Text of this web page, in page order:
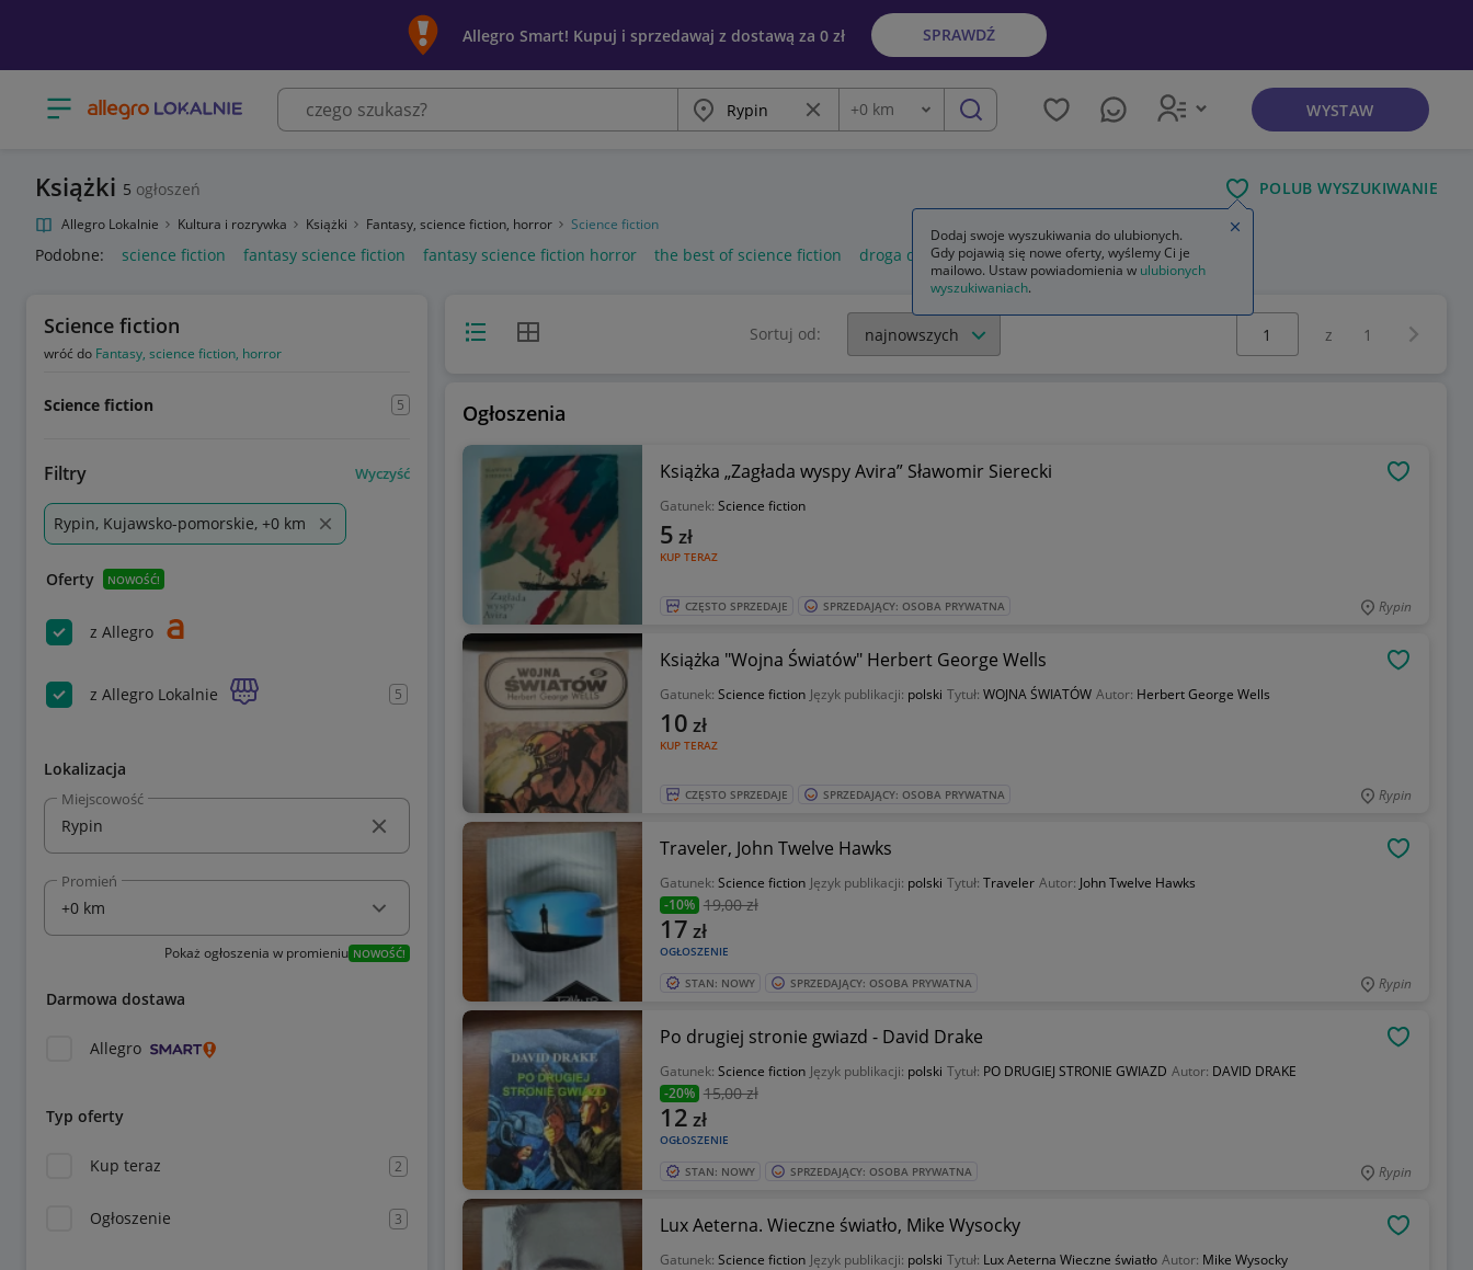
Allegro Smart! Kupuj i sprzedawaj z dostawą za 0 zł SPRAWDŹ
Otwórz menu z kategoriami Miasto Wyczyść frazę
Odległość
+0 km szukaj WYSTAW
Książki 5 ogłoszeń POLUB WYSZUKIWANIE
Allegro Lokalnie Kultura i rozrywka Książki Fantasy, science fiction, horror Science fiction
Podobne: science fiction fantasy science fiction fantasy science fiction horror the best of science fiction droga do science fiction
Science fiction
wróć do Fantasy, science fiction, horror
Science fiction 5
Filtry Wyczyść
Rypin, Kujawsko-pomorskie, +0 km
Oferty NOWOŚĆ!
z Allegro
z Allegro Lokalnie 5
Lokalizacja
Miejscowość
Promień
Pokaż ogłoszenia w promieniu NOWOŚĆ!
Darmowa dostawa
Allegro
Typ oferty
Kup teraz 2
Ogłoszenie 3
Widok listyWidok siatki Sortuj od:
Wybierz stronę:
z 1
Ogłoszenia
Książka „Zagłada wyspy Avira” Sławomir Sierecki
Gatunek: Science fiction
KUP TERAZ
5 zł
CZĘSTO SPRZEDAJE SPRZEDAJĄCY: OSOBA PRYWATNA Rypin
Książka "Wojna Światów" Herbert George Wells
Gatunek: Science fiction Język publikacji: polski Tytuł: WOJNA ŚWIATÓW Autor: Herbert George Wells
KUP TERAZ
10 zł
CZĘSTO SPRZEDAJE SPRZEDAJĄCY: OSOBA PRYWATNA Rypin
Traveler, John Twelve Hawks
Gatunek: Science fiction Język publikacji: polski Tytuł: Traveler Autor: John Twelve Hawks
-10% 19,00 zł
OGŁOSZENIE
17 zł
STAN: NOWY SPRZEDAJĄCY: OSOBA PRYWATNA Rypin
Po drugiej stronie gwiazd - David Drake
Gatunek: Science fiction Język publikacji: polski Tytuł: PO DRUGIEJ STRONIE GWIAZD Autor: DAVID DRAKE
-20% 15,00 zł
OGŁOSZENIE
12 zł
STAN: NOWY SPRZEDAJĄCY: OSOBA PRYWATNA Rypin
Lux Aeterna. Wieczne światło, Mike Wysocky
Gatunek: Science fiction Język publikacji: polski Tytuł: Lux Aeterna Wieczne światło Autor: Mike Wysocky
Dodaj swoje wyszukiwania do ulubionych.
Gdy pojawią się nowe oferty, wyślemy Ci je
mailowo. Ustaw powiadomienia w ulubionych
wyszukiwaniach.
Zamknij wskazówkę